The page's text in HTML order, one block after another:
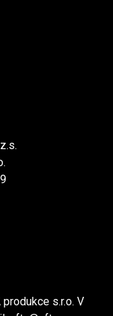
s.r.o. V